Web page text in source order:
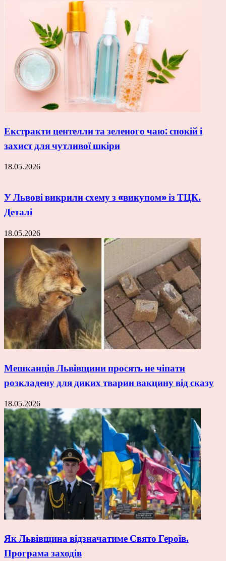
Екстракти центелли та зеленого чаю: спокій і
захист для чутливої шкіри
18.05.2026
У Львові викрили схему з «викупом» із ТЦК.
Деталі
18.05.2026
Мешканців Львівщини просять не чіпати
розкладену для диких тварин вакцину від сказу
18.05.2026
Як Львівщина відзначатиме Свято Героїв.
Програма заходів